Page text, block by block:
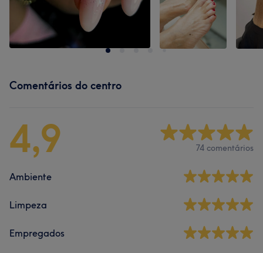
Comentários do centro
4,9 74 comentários
Ambiente
Limpeza
Empregados